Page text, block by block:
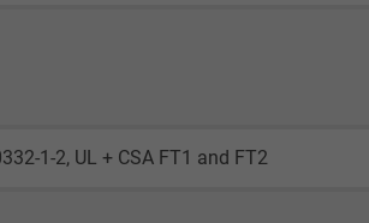
1-2, UL + CSA FT1 and FT2